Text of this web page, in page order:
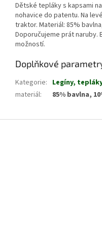
Dětské tepláky s kapsami
nohavice do patentu. Na
traktor. Materiál: 85%
Doporučujeme prát naruby.
možností.
Doplňkové
Kategorie: Legíny,
materiál: 85% bavlna,